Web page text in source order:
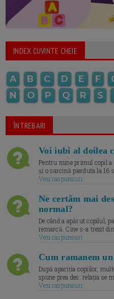
INDEX CUVINTE CHEIE
A B C D E F
N
O P Q R S
ÎNTREBARI
Voi iubi al doilea
Pentru mine primul copil
și o sarcină pierduta la 16
Vezi raspunsuri
Ne certăm mai
normal?
De când a apărut copilul,
remarcă. Cine s-a trezit
Vezi raspunsuri
Cum ramanem
După apariția copiilor,
spune prea des: relația se
Vezi raspunsuri